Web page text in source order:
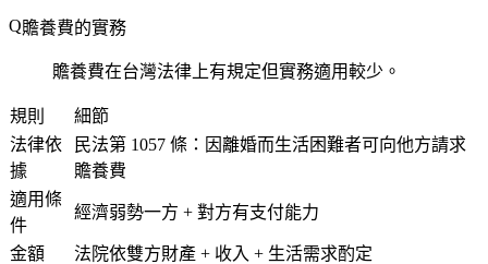
贍養費的實務
贍養費在台灣法律上有規定但實務適用較少。
規則
細節
法律依
據
民法第 1057 條：因離婚而生活困難者可向他方請求
贍養費
適用條
件
經濟弱勢一方 + 對方有支付能力
金額
法院依雙方財產 + 收入 + 生活需求酌定